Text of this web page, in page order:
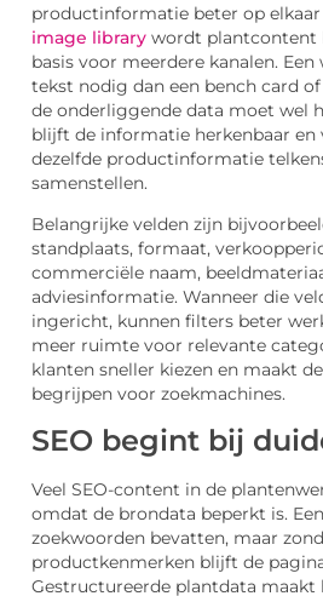
productinformatie beter op elkaar
image library wordt plantcontent
basis voor meerdere kanalen.
tekst nodig dan een bench card
de onderliggende data moet wel
blijft de informatie herkenbaar
dezelfde productinformatie
samenstellen.
Belangrijke velden zijn
standplaats, formaat,
commerciële naam,
adviesinformatie. Wanneer die
ingericht, kunnen filters beter
meer ruimte voor relevante
klanten sneller kiezen en maakt
begrijpen voor zoekmachines.
SEO begint bij
Veel SEO-content in de
omdat de brondata beperkt is.
zoekwoorden bevatten, maar
productkenmerken blijft de
Gestructureerde plantdata